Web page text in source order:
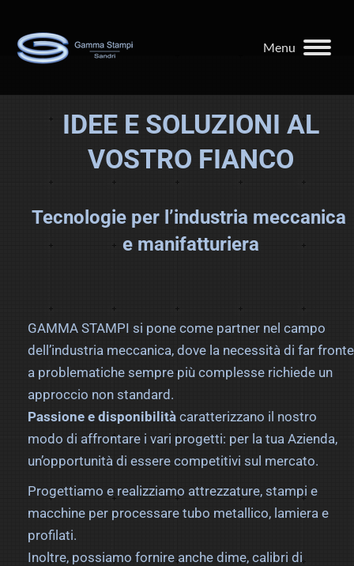
Menu
IDEE E SOLUZIONI AL
VOSTRO FIANCO
Tecnologie per l’industria meccanica
e manifatturiera
GAMMA STAMPI si pone come partner nel campo
dell’industria meccanica, dove la necessità di far fronte
a problematiche sempre più complesse richiede un
approccio non standard.
Passione e disponibilità caratterizzano il nostro
modo di affrontare i vari progetti: per la tua Azienda,
un’opportunità di essere competitivi sul mercato.
Progettiamo e realizziamo attrezzature, stampi e
macchine per processare tubo metallico, lamiera e
profilati.
Inoltre, possiamo fornire anche dime, calibri di